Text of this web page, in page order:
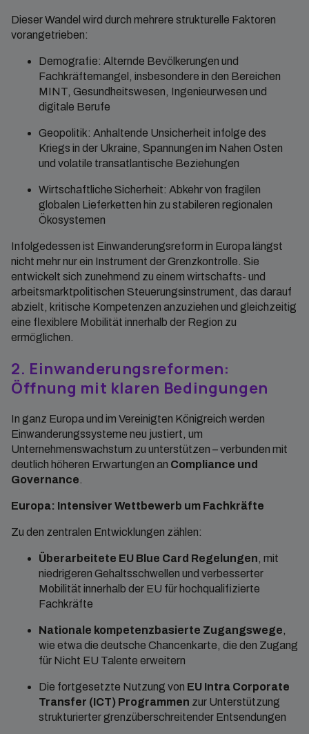
Dieser Wandel wird durch mehrere strukturelle Faktoren
vorangetrieben:
Demografie: Alternde Bevölkerungen und
Fachkräftemangel, insbesondere in den Bereichen
MINT, Gesundheitswesen, Ingenieurwesen und
digitale Berufe
Geopolitik: Anhaltende Unsicherheit infolge des
Kriegs in der Ukraine, Spannungen im Nahen Osten
und volatile transatlantische Beziehungen
Wirtschaftliche Sicherheit: Abkehr von fragilen
globalen Lieferketten hin zu stabileren regionalen
Ökosystemen
Infolgedessen ist Einwanderungsreform in Europa längst
nicht mehr nur ein Instrument der Grenzkontrolle. Sie
entwickelt sich zunehmend zu einem wirtschafts- und
arbeitsmarktpolitischen Steuerungsinstrument, das darauf
abzielt, kritische Kompetenzen anzuziehen und gleichzeitig
eine flexiblere Mobilität innerhalb der Region zu
ermöglichen.
2. Einwanderungsreformen:
Öffnung mit klaren Bedingungen
In ganz Europa und im Vereinigten Königreich werden
Einwanderungssysteme neu justiert, um
Unternehmenswachstum zu unterstützen – verbunden mit
deutlich höheren Erwartungen an Compliance und
Governance.
Europa: Intensiver Wettbewerb um Fachkräfte
Zu den zentralen Entwicklungen zählen:
Überarbeitete EU Blue Card Regelungen, mit
niedrigeren Gehaltsschwellen und verbesserter
Mobilität innerhalb der EU für hochqualifizierte
Fachkräfte
Nationale kompetenzbasierte Zugangswege,
wie etwa die deutsche Chancenkarte, die den Zugang
für Nicht EU Talente erweitern
Die fortgesetzte Nutzung von EU Intra Corporate
Transfer (ICT) Programmen zur Unterstützung
strukturierter grenzüberschreitender Entsendungen